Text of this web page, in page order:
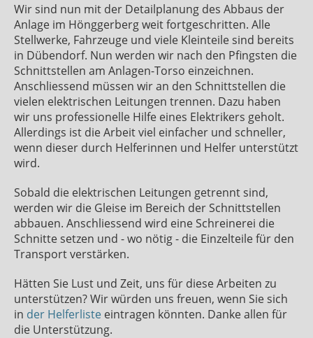
Wir sind nun mit der Detailplanung des Abbaus der
Anlage im Hönggerberg weit fortgeschritten. Alle
Stellwerke, Fahrzeuge und viele Kleinteile sind bereits
in Dübendorf. Nun werden wir nach den Pfingsten die
Schnittstellen am Anlagen-Torso einzeichnen.
Anschliessend müssen wir an den Schnittstellen die
vielen elektrischen Leitungen trennen. Dazu haben
wir uns professionelle Hilfe eines Elektrikers geholt.
Allerdings ist die Arbeit viel einfacher und schneller,
wenn dieser durch Helferinnen und Helfer unterstützt
wird.
Sobald die elektrischen Leitungen getrennt sind,
werden wir die Gleise im Bereich der Schnittstellen
abbauen. Anschliessend wird eine Schreinerei die
Schnitte setzen und - wo nötig - die Einzelteile für den
Transport verstärken.
Hätten Sie Lust und Zeit, uns für diese Arbeiten zu
unterstützen? Wir würden uns freuen, wenn Sie sich
in der Helferliste eintragen könnten. Danke allen für
die Unterstützung.